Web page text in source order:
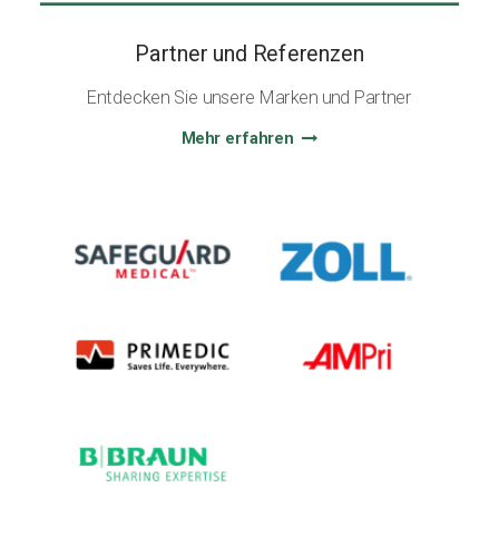
Partner und Referenzen
Entdecken Sie unsere Marken und Partner
Mehr erfahren